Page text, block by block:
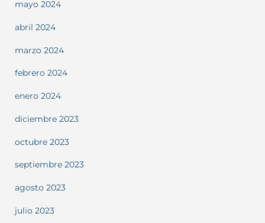
mayo 2024
abril 2024
marzo 2024
febrero 2024
enero 2024
diciembre 2023
octubre 2023
septiembre 2023
agosto 2023
julio 2023